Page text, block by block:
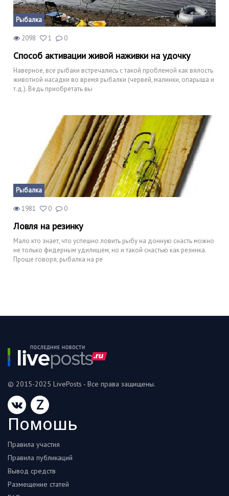
Рыбалка
2098 1 0
Способ активации живой наживки на удочку
Наверное, все рыбаки встречались с такой проблемой как вялость
животной насадки во время рыбалки (червей, малинки, опарыша и
т.д.). Ведь приобретать вы
Рыбалка
1981 0 0
Ловля на резинку
Мало кто знает, что успешно ловить рыбу на донную снасть можно
не только фидерным удилищем, но и такой снастью как резинка.
Проще говоря, рыбалка на ре
© 2015-2025 LivePosts - Все права защищены.
Z
Помошь
Правила участия
Правила публикаций
Вывод средств
Размещение статей